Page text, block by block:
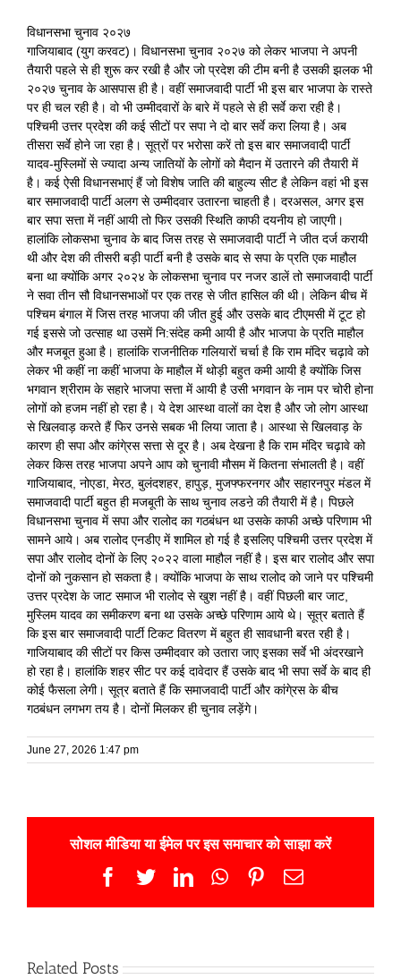
विधानसभा चुनाव २०२७
गाजियाबाद (युग करवट)। विधानसभा चुनाव २०२७ को लेकर भाजपा ने अपनी
तैयारी पहले से ही शुरू कर रखी है और जो प्रदेश की टीम बनी है उसकी झलक भी
२०२७ चुनाव के आसपास ही है। वहीं समाजवादी पार्टी भी इस बार भाजपा के रास्ते
पर ही चल रही है। वो भी उम्मीदवारों के बारे में पहले से ही सर्वे करा रही है।
पश्चिमी उत्तर प्रदेश की कई सीटों पर सपा ने दो बार सर्वे करा लिया है। अब
तीसरा सर्वे होने जा रहा है। सूत्रों पर भरोसा करें तो इस बार समाजवादी पार्टी
यादव-मुस्लिमों से ज्यादा अन्य जातियों केे लोगों को मैदान में उतारने की तैयारी में
है। कई ऐसी विधानसभाएं हैं जो विशेष जाति की बाहुल्य सीट है लेकिन वहां भी इस
बार समाजवादी पार्टी अलग से उम्मीदवार उतारना चाहती है। दरअसल, अगर इस
बार सपा सत्ता में नहीं आयी तो फिर उसकी स्थिति काफी दयनीय हो जाएगी।
हालांकि लोकसभा चुनाव के बाद जिस तरह से समाजवादी पार्टी ने जीत दर्ज करायी
थी और देश की तीसरी बड़ी पार्टी बनी है उसके बाद से सपा के प्रति एक माहौल
बना था क्योंकि अगर २०२४ के लोकसभा चुनाव पर नजर डालें तो समाजवादी पार्टी
ने सवा तीन सौ विधानसभाओं पर एक तरह से जीत हासिल की थी। लेकिन बीच में
पश्चिम बंगाल में जिस तरह भाजपा की जीत हुई और उसके बाद टीएमसी में टूट हो
गई इससे जो उत्साह था उसमें नि:संदेह कमी आयी है और भाजपा के प्रति माहौल
और मजबूत हुआ है। हालांकि राजनीतिक गलियारों चर्चा है कि राम मंदिर चढ़ावे को
लेकर भी कहीं ना कहीं भाजपा के माहौल में थोड़ी बहुत कमी आयी है क्योंकि जिस
भगवान श्रीराम के सहारे भाजपा सत्ता में आयी है उसी भगवान के नाम पर चोरी होना
लोगों को हजम नहीं हो रहा है। ये देश आस्था वालों का देश है और जो लोग आस्था
से खिलवाड़ करते हैं फिर उनसे सबक भी लिया जाता है। आस्था से खिलवाड़ के
कारण ही सपा और कांगे्रस सत्ता से दूर है। अब देखना है कि राम मंदिर चढ़ावे को
लेकर किस तरह भाजपा अपने आप को चुनावी मौसम में कितना संभालती है। वहीं
गाजियाबाद, नोएडा, मेरठ, बुलंदशहर, हापुड़, मुजफ्फरनगर और सहारनपुर मंडल में
समाजवादी पार्टी बहुत ही मजबूती के साथ चुनाव लडऩे की तैयारी में है। पिछले
विधानसभा चुनाव में सपा और रालोद का गठबंधन था उसके काफी अच्छे परिणाम भी
सामने आये। अब रालोद एनडीए में शामिल हो गई है इसलिए पश्चिमी उत्तर प्रदेश में
सपा और रालोद दोनों के लिए २०२२ वाला माहौल नहीं है। इस बार रालोद और सपा
दोनों को नुकसान हो सकता है। क्योंकि भाजपा के साथ रालोद को जाने पर पश्चिमी
उत्तर प्रदेश के जाट समाज भी रालोद से खुश नहीं है। वहीं पिछली बार जाट,
मुस्लिम यादव का समीकरण बना था उसके अच्छे परिणाम आये थे। सूत्र बताते हैं
कि इस बार समाजवादी पार्टी टिकट वितरण में बहुत ही सावधानी बरत रही है।
गाजियाबाद की सीटों पर किस उम्मीदवार को उतारा जाए इसका सर्वे भी अंदरखाने
हो रहा है। हालांकि शहर सीट पर कई दावेदार हैं उसके बाद भी सपा सर्वे के बाद ही
कोई फैसला लेगी। सूत्र बताते हैं कि समाजवादी पार्टी और कांगे्रस के बीच
गठबंधन लगभग तय है। दोनों मिलकर ही चुनाव लड़ेंगे।
June 27, 2026 1:47 pm
सोशल मीडिया या ईमेल पर इस समाचार को साझा करें
Facebook
TwitterLinkedInWhatsApp
Pinterest
Email
Related Posts